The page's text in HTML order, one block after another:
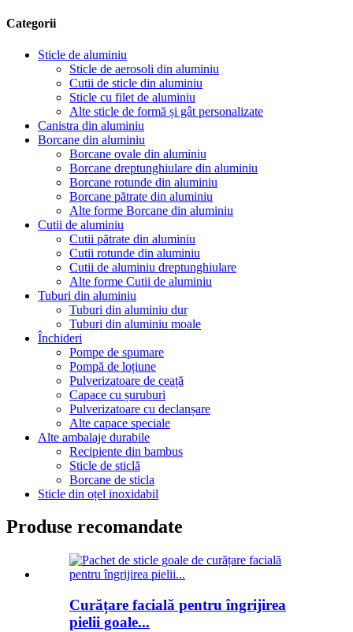
Categorii
Sticle de aluminiu
Sticle de aerosoli din aluminiu
Cutii de sticle din aluminiu
Sticle cu filet de aluminiu
Alte sticle de formă și gât personalizate
Canistra din aluminiu
Borcane din aluminiu
Borcane ovale din aluminiu
Borcane dreptunghiulare din aluminiu
Borcane rotunde din aluminiu
Borcane pătrate din aluminiu
Alte forme Borcane din aluminiu
Cutii de aluminiu
Cutii pătrate din aluminiu
Cutii rotunde din aluminiu
Cutii de aluminiu dreptunghiulare
Alte forme Cutii de aluminiu
Tuburi din aluminiu
Tuburi din aluminiu dur
Tuburi din aluminiu moale
Închideri
Pompe de spumare
Pompă de loțiune
Pulverizatoare de ceață
Capace cu șuruburi
Pulverizatoare cu declanșare
Alte capace speciale
Alte ambalaje durabile
Recipiente din bambus
Sticle de sticlă
Borcane de sticla
Sticle din oțel inoxidabil
Produse recomandate
Curățare facială pentru îngrijirea
pielii goale...